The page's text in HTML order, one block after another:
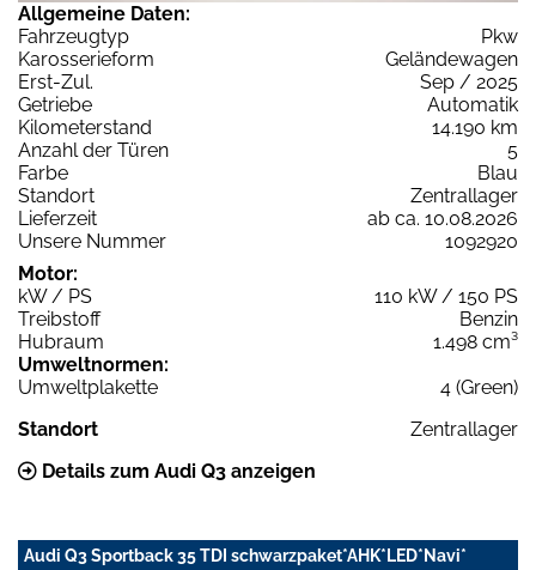
Allgemeine Daten:
Fahrzeugtyp
Pkw
Karosserieform
Geländewagen
Erst-Zul.
Sep / 2025
Getriebe
Automatik
Kilometerstand
14.190 km
Anzahl der Türen
5
Farbe
Blau
Standort
Zentrallager
Lieferzeit
ab ca. 10.08.2026
Unsere Nummer
1092920
Motor:
kW / PS
110 kW / 150 PS
Treibstoff
Benzin
Hubraum
1.498 cm³
Umweltnormen:
Umweltplakette
4 (Green)
Standort
Zentrallager
Details zum Audi Q3 anzeigen
Audi Q3 Sportback 35 TDI schwarzpaket*AHK*LED*Navi*